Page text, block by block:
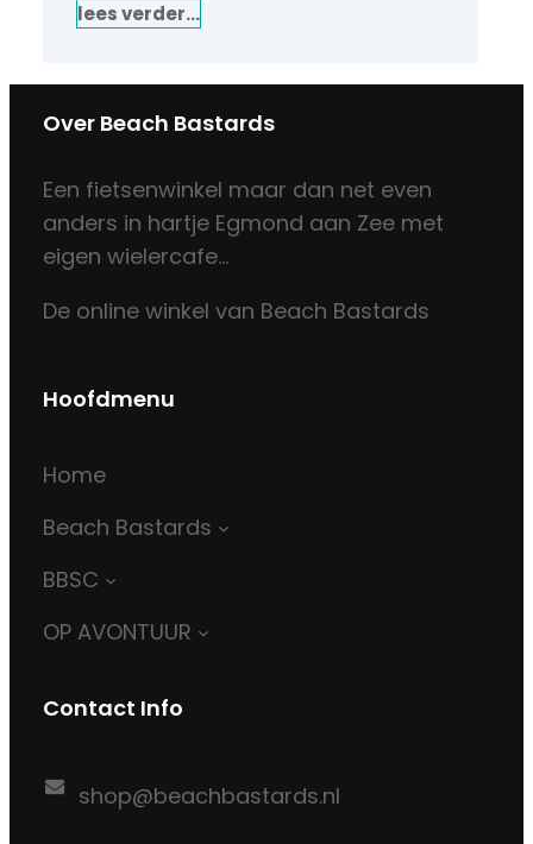
lees verder…
Over Beach Bastards
Een fietsenwinkel maar dan net even
anders in hartje Egmond aan Zee met
eigen wielercafe…
De online winkel van Beach Bastards
Hoofdmenu
Home
Beach Bastards
BBSC
OP AVONTUUR
Contact Info
shop@beachbastards.nl